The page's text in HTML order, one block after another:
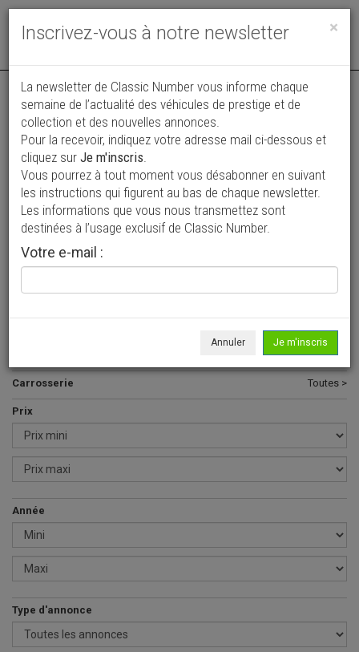
Toggle
Vos annonces vues par
plus de 4 millions de collectionneurs
Ajouter une annonce
> Rechercher un véhicule
Tous >
Carrosserie Toutes >
Prix
Année
Type d'annonce
×
Inscrivez-vous à notre newsletter
La newsletter de Classic Number vous informe chaque
semaine de l’actualité des véhicules de prestige et de
collection et des nouvelles annonces.
Pour la recevoir, indiquez votre adresse mail ci-dessous et
cliquez sur Je m'inscris.
Vous pourrez à tout moment vous désabonner en suivant
les instructions qui figurent au bas de chaque newsletter.
Les informations que vous nous transmettez sont
destinées à l’usage exclusif de Classic Number.
Votre e-mail :
Annuler Je m'inscris